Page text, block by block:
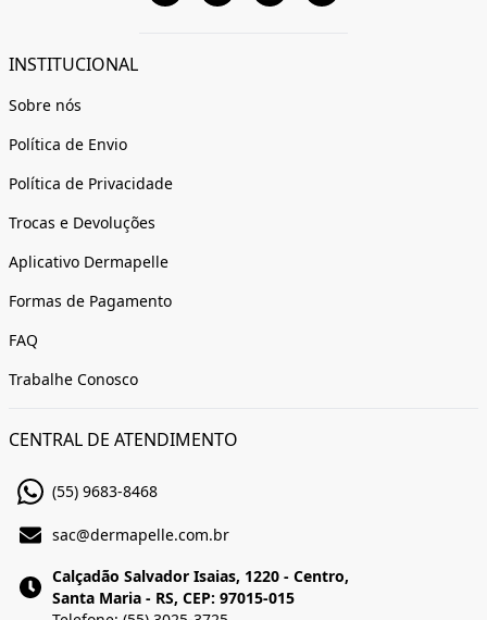
INSTITUCIONAL
Sobre nós
Política de Envio
Política de Privacidade
Trocas e Devoluções
Aplicativo Dermapelle
Formas de Pagamento
FAQ
Trabalhe Conosco
CENTRAL DE ATENDIMENTO
(55) 9683-8468
sac@dermapelle.com.br
Calçadão Salvador Isaias, 1220 - Centro,
Santa Maria - RS, CEP: 97015-015